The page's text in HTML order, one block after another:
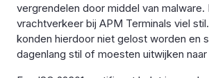
vergrendelen door middel van
vrachtverkeer bij APM Terminals viel
konden hierdoor niet gelost worden en
dagenlang stil of moesten uitwijken